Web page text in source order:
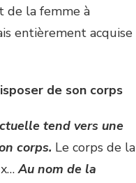
de la femme à
entièrement acquise
de son corps
tend vers une
corps. Le corps de la
Au nom de la